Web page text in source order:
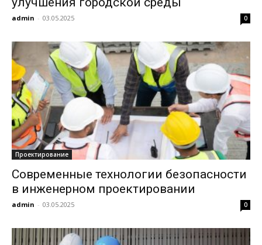
admin - 03.05.2025 0
Проектирование
Современные технологии безопасности
в инженерном проектировании
admin - 03.05.2025 0